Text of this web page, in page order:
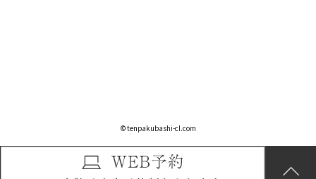
© tenpakubashi-cl.com